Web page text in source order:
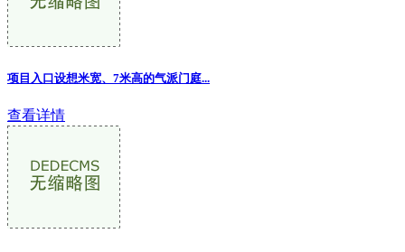
项目入口设想米宽、7米高的气派门庭...
查看详情